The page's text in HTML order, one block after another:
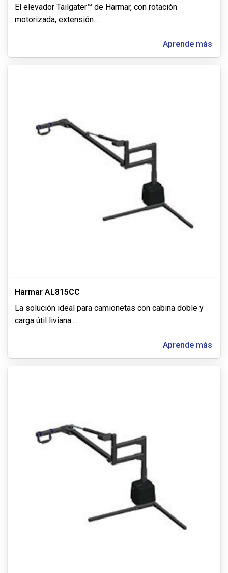
El elevador Tailgater™ de Harmar, con rotación
motorizada, extensión...
Aprende más
Harmar AL815CC
La solución ideal para camionetas con cabina doble y
carga útil liviana....
Aprende más